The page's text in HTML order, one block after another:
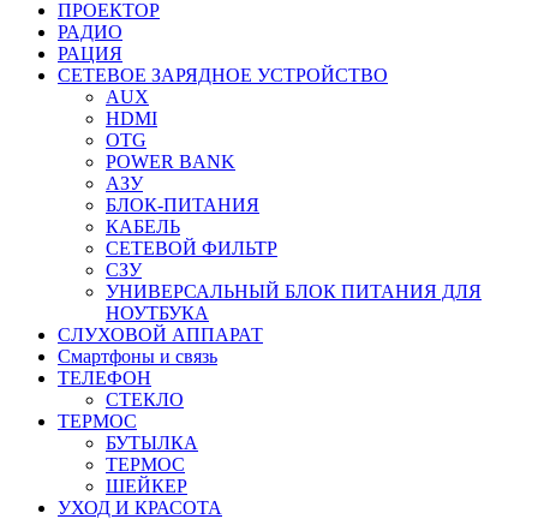
ПРОЕКТОР
РАДИО
РАЦИЯ
СЕТЕВОЕ ЗАРЯДНОЕ УСТРОЙСТВО
AUX
HDMI
OTG
POWER BANK
АЗУ
БЛОК-ПИТАНИЯ
КАБЕЛЬ
СЕТЕВОЙ ФИЛЬТР
СЗУ
УНИВЕРСАЛЬНЫЙ БЛОК ПИТАНИЯ ДЛЯ
НОУТБУКА
СЛУХОВОЙ АППАРАТ
Смартфоны и связь
ТЕЛЕФОН
СТЕКЛО
ТЕРМОС
БУТЫЛКА
ТЕРМОС
ШЕЙКЕР
УХОД И КРАСОТА